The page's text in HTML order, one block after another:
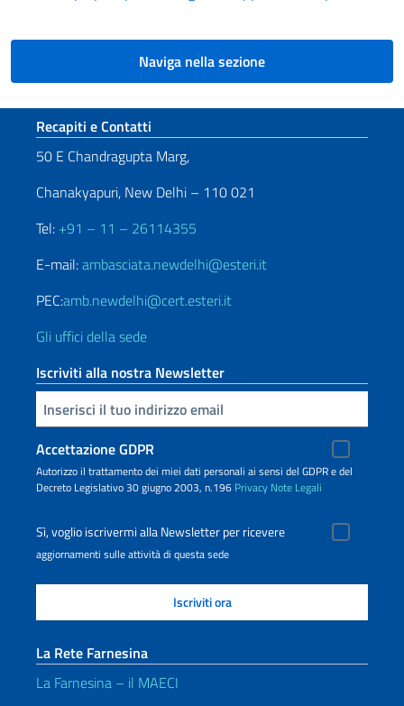
Naviga nella sezione
Sezione footer
Recapiti e Contatti
50 E Chandragupta Marg,
Chanakyapuri, New Delhi – 110 021
Tel: +91 – 11 – 26114355
E-mail:ambasciata.newdelhi@esteri.it
PEC:amb.newdelhi@cert.esteri.it
Gli uffici della sede
Iscriviti alla nostra Newsletter
Inserisci la tua email
Accettazione GDPR
Autorizzo il trattamento dei miei dati personali ai sensi del GDPR e del
Decreto Legislativo 30 giugno 2003, n.196 Privacy Note Legali
Sì, voglio iscrivermi alla Newsletter per ricevere
aggiornamenti sulle attività di questa sede
La Rete Farnesina
La Farnesina – il MAECI